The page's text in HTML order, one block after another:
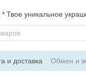
Твое уникальное
и доставка Обмен и
Договор